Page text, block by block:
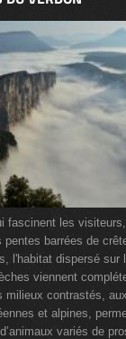
fascinent les
pentes barrées de
l'habitat dispersé sur
viennent
milieux contrastés,
et alpines,
variés de